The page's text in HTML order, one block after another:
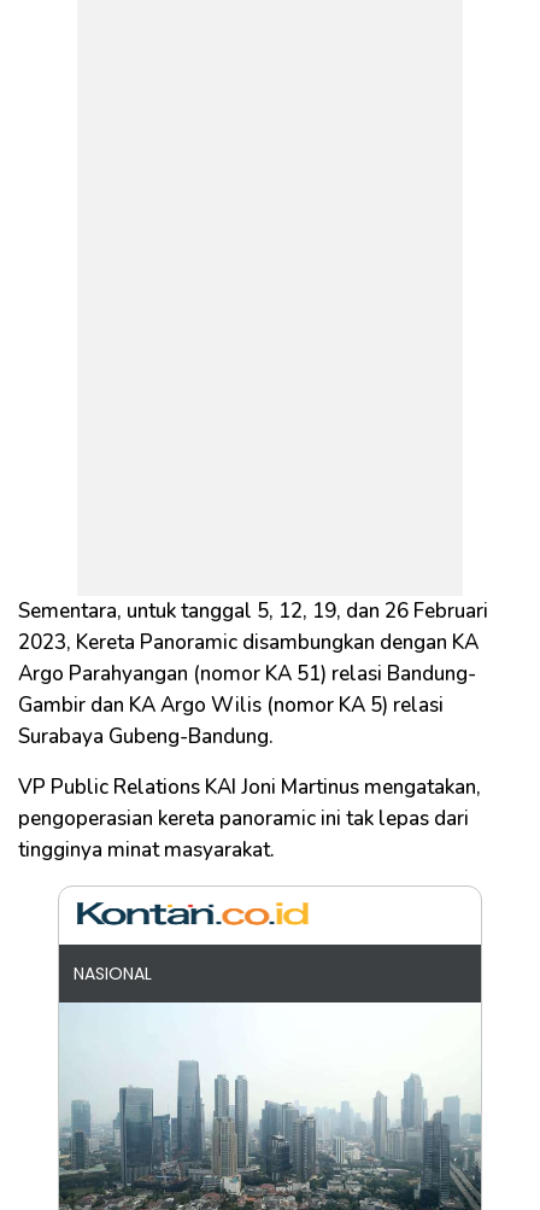
Sementara, untuk tanggal 5, 12, 19, dan 26 Februari
2023, Kereta Panoramic disambungkan dengan KA
Argo Parahyangan (nomor KA 51) relasi Bandung-
Gambir dan KA Argo Wilis (nomor KA 5) relasi
Surabaya Gubeng-Bandung.
VP Public Relations KAI Joni Martinus mengatakan,
pengoperasian kereta panoramic ini tak lepas dari
tingginya minat masyarakat.
NASIONAL